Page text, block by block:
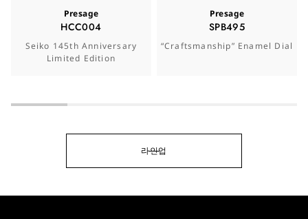
Presage
HCC004
Seiko 145th Anniversary
Limited Edition
Presage
SPB495
“Craftsmanship” Enamel Dial
라인업